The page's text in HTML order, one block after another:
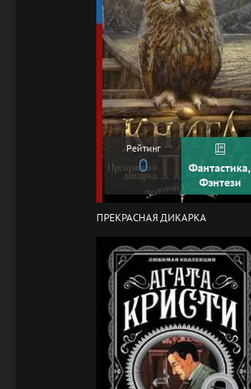
Рейтинг
0
Фантастика,
Фэнтези
ПРЕКРАСНАЯ ДИКАРКА